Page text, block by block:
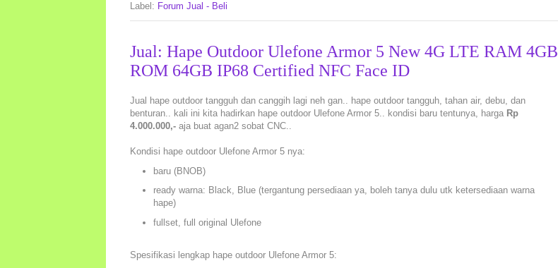
Label: Forum Jual - Beli
Jual: Hape Outdoor Ulefone Armor 5 New 4G LTE RAM 4GB
ROM 64GB IP68 Certified NFC Face ID
Jual hape outdoor tangguh dan canggih lagi neh gan.. hape outdoor tangguh, tahan air, debu, dan
benturan.. kali ini kita hadirkan hape outdoor Ulefone Armor 5.. kondisi baru tentunya, harga Rp
4.000.000,- aja buat agan2 sobat CNC..
Kondisi hape outdoor Ulefone Armor 5 nya:
baru (BNOB)
ready warna: Black, Blue (tergantung persediaan ya, boleh tanya dulu utk ketersediaan warna
hape)
fullset, full original Ulefone
Spesifikasi lengkap hape outdoor Ulefone Armor 5: